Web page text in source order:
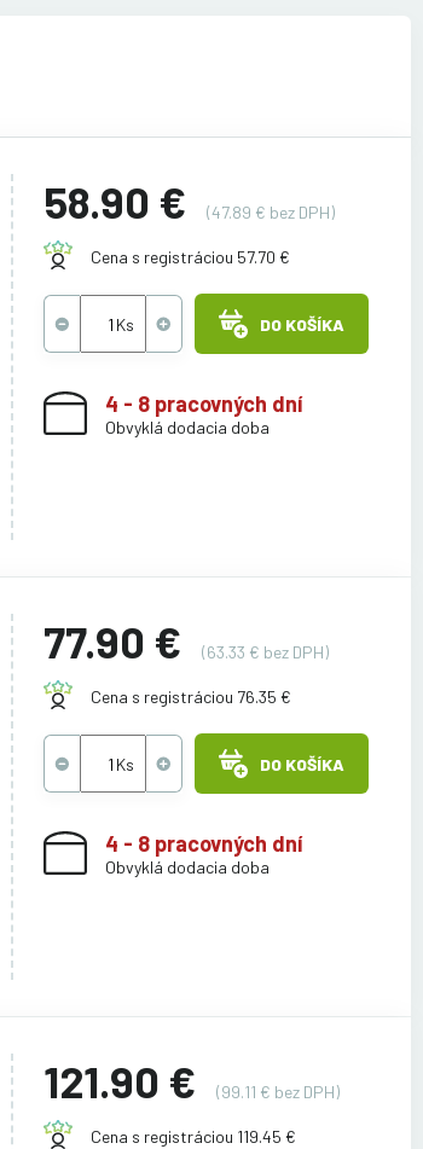
58.90 € (47.89 € bez DPH)
Cena s registráciou 57.70 €
DO KOŠÍKA
4 - 8 pracovných dní
Obvyklá dodacia doba
77.90 € (63.33 € bez DPH)
Cena s registráciou 76.35 €
DO KOŠÍKA
4 - 8 pracovných dní
Obvyklá dodacia doba
121.90 € (99.11 € bez DPH)
Cena s registráciou 119.45 €